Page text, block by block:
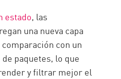
estado, las
una nueva capa
con un
paquetes, lo que
y filtrar mejor el